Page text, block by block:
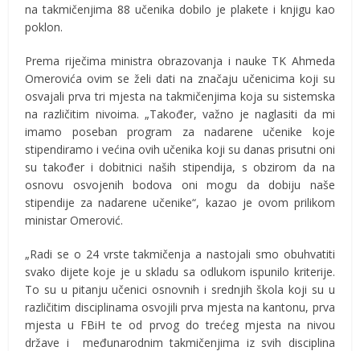
na takmičenjima 88 učenika dobilo je plakete i knjigu kao
poklon.
Prema riječima ministra obrazovanja i nauke TK Ahmeda
Omerovića ovim se želi dati na značaju učenicima koji su
osvajali prva tri mjesta na takmičenjima koja su sistemska
na različitim nivoima. „Također, važno je naglasiti da mi
imamo poseban program za nadarene učenike koje
stipendiramo i većina ovih učenika koji su danas prisutni oni
su također i dobitnici naših stipendija, s obzirom da na
osnovu osvojenih bodova oni mogu da dobiju naše
stipendije za nadarene učenike“, kazao je ovom prilikom
ministar Omerović.
„Radi se o 24 vrste takmičenja a nastojali smo obuhvatiti
svako dijete koje je u skladu sa odlukom ispunilo kriterije.
To su u pitanju učenici osnovnih i srednjih škola koji su u
različitim disciplinama osvojili prva mjesta na kantonu, prva
mjesta u FBiH te od prvog do trećeg mjesta na nivou
države i međunarodnim takmičenjima iz svih disciplina